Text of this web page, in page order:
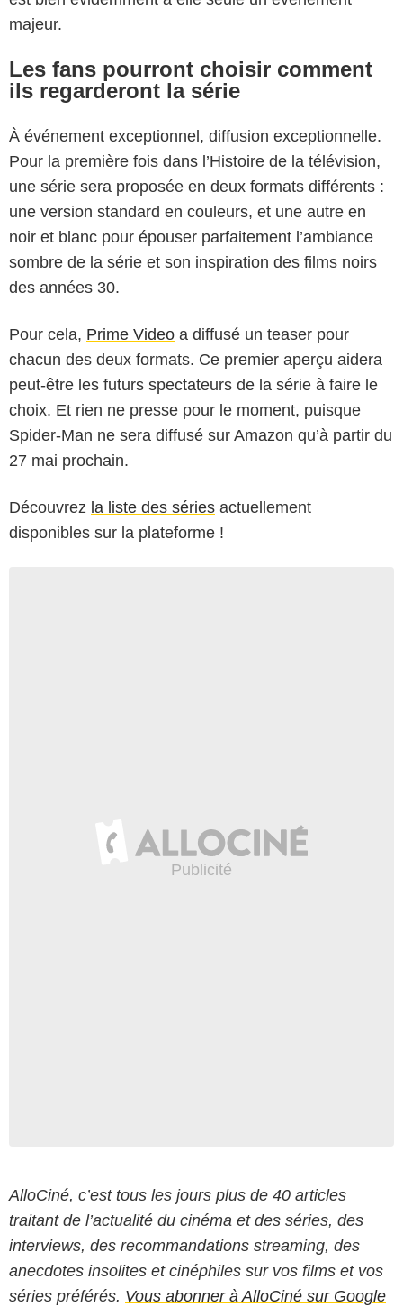
majeur.
Les fans pourront choisir comment
ils regarderont la série
À événement exceptionnel, diffusion exceptionnelle.
Pour la première fois dans l’Histoire de la télévision,
une série sera proposée en deux formats différents :
une version standard en couleurs, et une autre en
noir et blanc pour épouser parfaitement l’ambiance
sombre de la série et son inspiration des films noirs
des années 30.
Pour cela, Prime Video a diffusé un teaser pour
chacun des deux formats. Ce premier aperçu aidera
peut-être les futurs spectateurs de la série à faire le
choix. Et rien ne presse pour le moment, puisque
Spider-Man ne sera diffusé sur Amazon qu’à partir du
27 mai prochain.
Découvrez la liste des séries actuellement
disponibles sur la plateforme !
AlloCiné, c’est tous les jours plus de 40 articles
traitant de l’actualité du cinéma et des séries, des
interviews, des recommandations streaming, des
anecdotes insolites et cinéphiles sur vos films et vos
séries préférés. Vous abonner à AlloCiné sur Google